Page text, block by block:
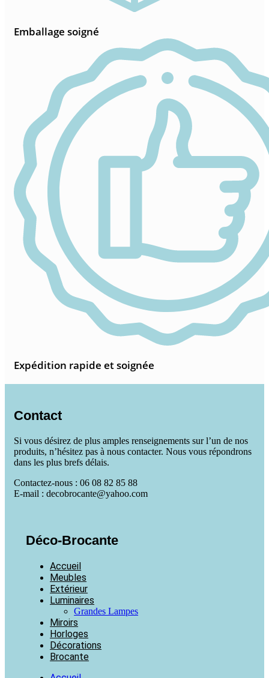
Emballage soigné
Expédition rapide et soignée
Contact
Si vous désirez de plus amples renseignements sur l’un de nos
produits, n’hésitez pas à nous contacter. Nous vous répondrons
dans les plus brefs délais.
Contactez-nous : 06 08 82 85 88
E-mail : decobrocante@yahoo.com
Déco-Brocante
Accueil
Meubles
Extérieur
Luminaires
Grandes Lampes
Miroirs
Horloges
Décorations
Brocante